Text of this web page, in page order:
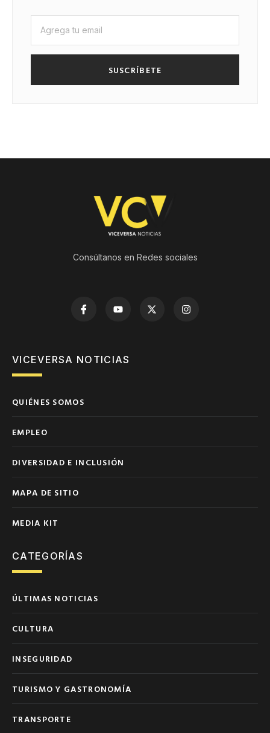
SUSCRÍBETE
Consúltanos en Redes sociales
VICEVERSA NOTICIAS
QUIÉNES SOMOS
EMPLEO
DIVERSIDAD E INCLUSIÓN
MAPA DE SITIO
MEDIA KIT
CATEGORÍAS
ÚLTIMAS NOTICIAS
CULTURA
INSEGURIDAD
TURISMO Y GASTRONOMÍA
TRANSPORTE